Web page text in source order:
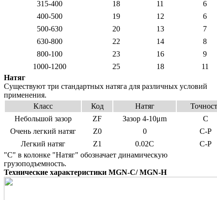
315-400 18 11
6
400-500
19 12
6
500-630
20 13
7
630-800
22 14
8
800-100
23 16
9
1000-1200
25 18
11
Натяг
Существуют три стандартных натяга для различных условий
применения.
Класс
Код Натяг
Небольшой зазор
ZF Зазор 4-10μm
C
Очень легкий натяг
Z0 0
C-P
Легкий натяг
Z1 0.02C
C-P
"C" в колонке "Натяг" обозначает динамическую
грузоподъемность.
Технические характеристики MGN-C/ MGN-H